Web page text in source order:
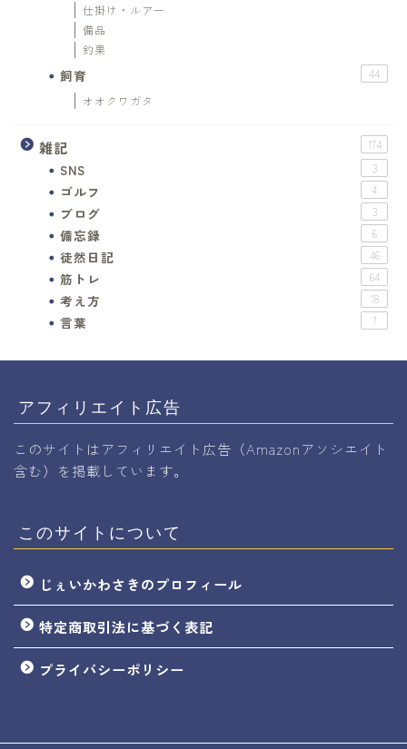
仕掛け・ルアー
備品
釣果
飼育 44
オオクワガタ
雑記 174
SNS 3
ゴルフ 4
ブログ 3
備忘録 6
徒然日記 46
筋トレ 64
考え方 18
言葉 7
アフィリエイト広告
このサイトはアフィリエイト広告（Amazonアソシエイト
含む）を掲載しています。
このサイトについて
じぇいかわさきのプロフィール
特定商取引法に基づく表記
プライバシーポリシー